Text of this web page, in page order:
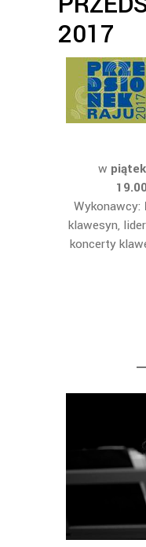
2017
w
Wykonawcy:
klawesyn,
koncerty